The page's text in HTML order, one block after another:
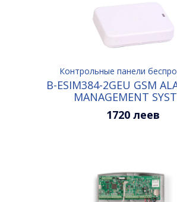
Контрольные панели
B-ESIM384-2GEU GSM
MANAGEMENT
1720 леев